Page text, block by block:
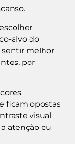
alvo do
sentir melhor
por
ficam opostas
visual
atenção ou